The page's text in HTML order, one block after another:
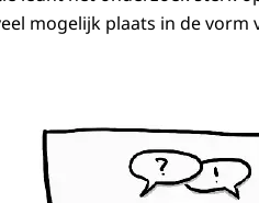
mogelijk plaats in de
illustratie documenten Aanpak